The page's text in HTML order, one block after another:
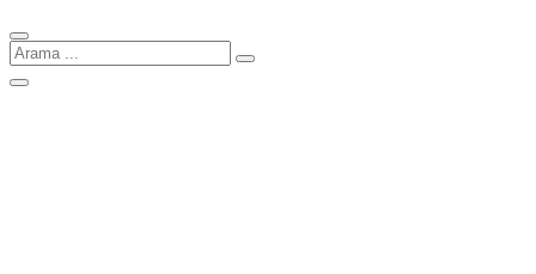
Arama
için: